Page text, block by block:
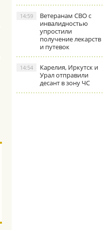
Ветеранам СВО с
инвалидностью
упростили
получение лекарств
и путевок
14:59
Карелия, Иркутск и
Урал отправили
десант в зону ЧС
14:54